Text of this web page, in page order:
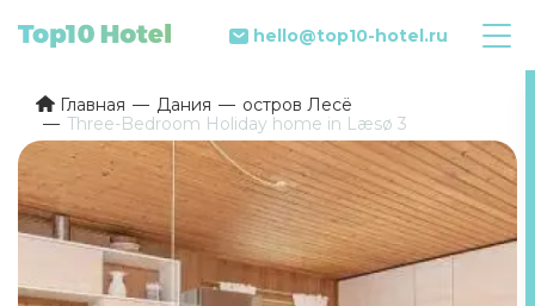
hello@top10-hotel.ru
Главная Дания
остров Лесё
Three-Bedroom Holiday home in Læsø 3